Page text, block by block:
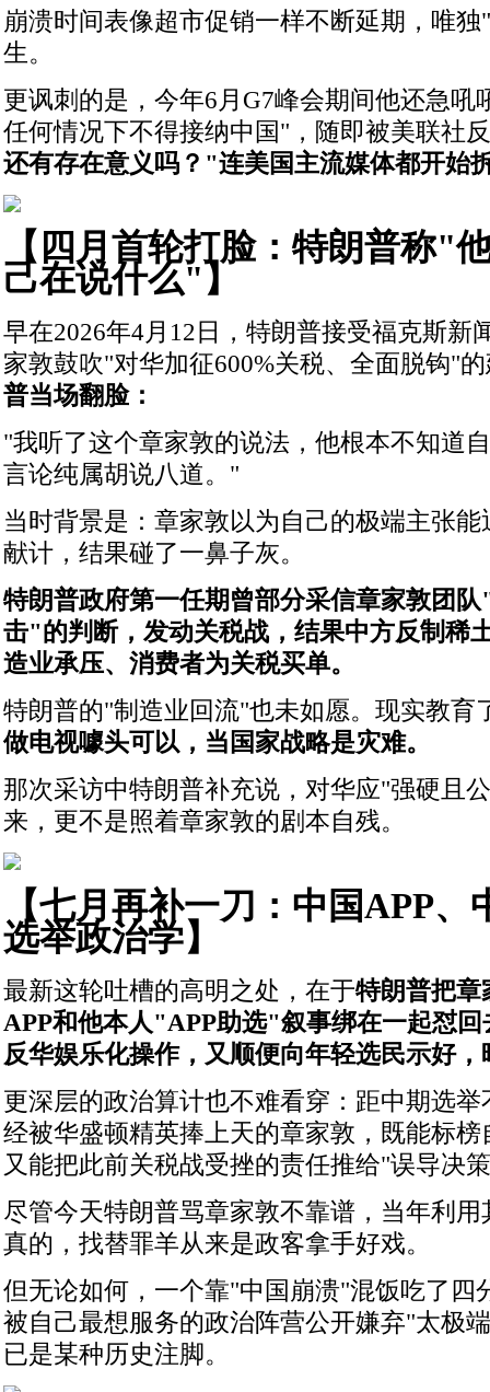
崩溃时间表像超市促销一样不断延期，唯
生。
更讽刺的是，今年6月G7峰会期间他还急吼
任何情况下不得接纳中国"，随即被美联社
还有存在意义吗？"连美国主流媒体都开始
【四月首轮打脸：特朗普称"
己在说什么"】
早在2026年4月12日，特朗普接受福克斯新
家敦鼓吹"对华加征600%关税、全面脱钩"
普当场翻脸：
"我听了这个章家敦的说法，他根本不知道
言论纯属胡说八道。"
当时背景是：章家敦以为自己的极端主张
献计，结果碰了一鼻子灰。
特朗普政府第一任期曾部分采信章家敦团
击"的判断，发动关税战，结果中方反制稀
造业承压、消费者为关税买单。
特朗普的"制造业回流"也未如愿。现实教育
做电视噱头可以，当国家战略是灾难。
那次采访中特朗普补充说，对华应"强硬且
来，更不是照着章家敦的剧本自残。
【七月再补一刀：中国APP、
选举政治学】
最新这轮吐槽的高明之处，在于特朗普把章
APP和他本人"APP助选"叙事绑在一起怼
反华娱乐化操作，又顺便向年轻选民示好
更深层的政治算计也不难看穿：距中期选
经被华盛顿精英捧上天的章家敦，既能标
又能把此前关税战受挫的责任推给"误导决
尽管今天特朗普骂章家敦不靠谱，当年利
真的，找替罪羊从来是政客拿手好戏。
但无论如何，一个靠"中国崩溃"混饭吃了四
被自己最想服务的政治阵营公开嫌弃"太极
已是某种历史注脚。